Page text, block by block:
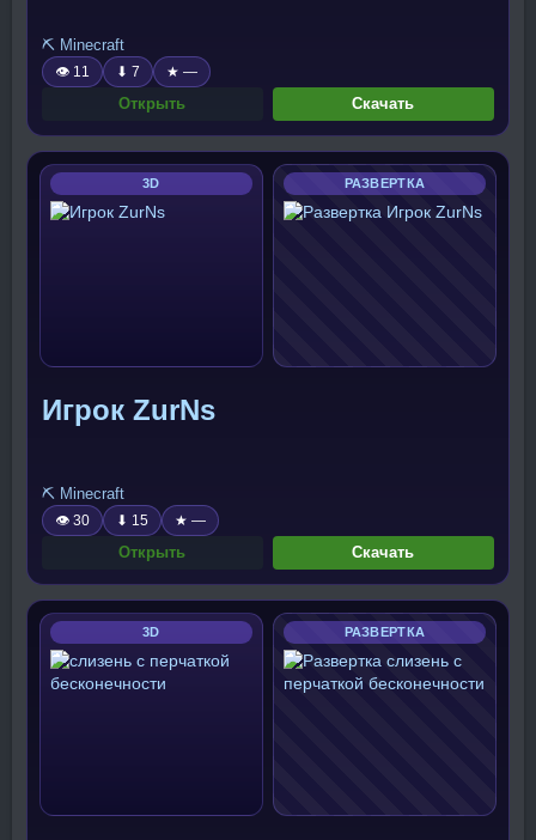
⛏️ Minecraft
👁 11 ⬇ 7 ★ —
Открыть Скачать
3D РАЗВЕРТКА
Игрок ZurNs
⛏️ Minecraft
👁 30 ⬇ 15 ★ —
Открыть Скачать
3D РАЗВЕРТКА